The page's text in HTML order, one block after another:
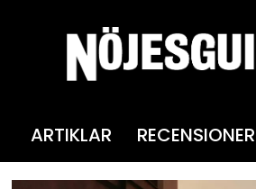
ARTIKLAR RECENSIONER